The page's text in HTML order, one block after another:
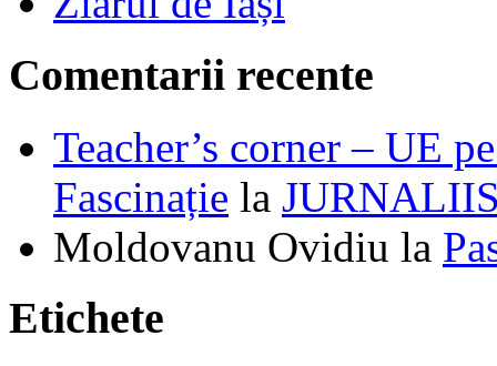
Comentarii recente
Teacher’s corner – UE
Fascinație la
Moldovanu Ovidiu la
Etichete